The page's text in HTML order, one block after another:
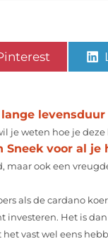
levensduur
weten hoe je deze
voor al je
ook een
als de cardano
Het is dan
het vast wel eens